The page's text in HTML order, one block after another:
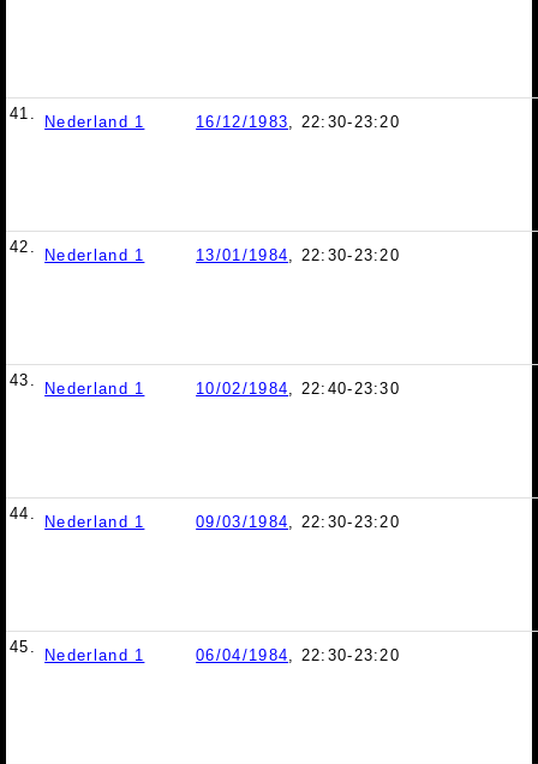
41. Nederland 1 16/12/1983, 22:30-23:20
42. Nederland 1 13/01/1984, 22:30-23:20
43. Nederland 1 10/02/1984, 22:40-23:30
44. Nederland 1 09/03/1984, 22:30-23:20
45. Nederland 1 06/04/1984, 22:30-23:20